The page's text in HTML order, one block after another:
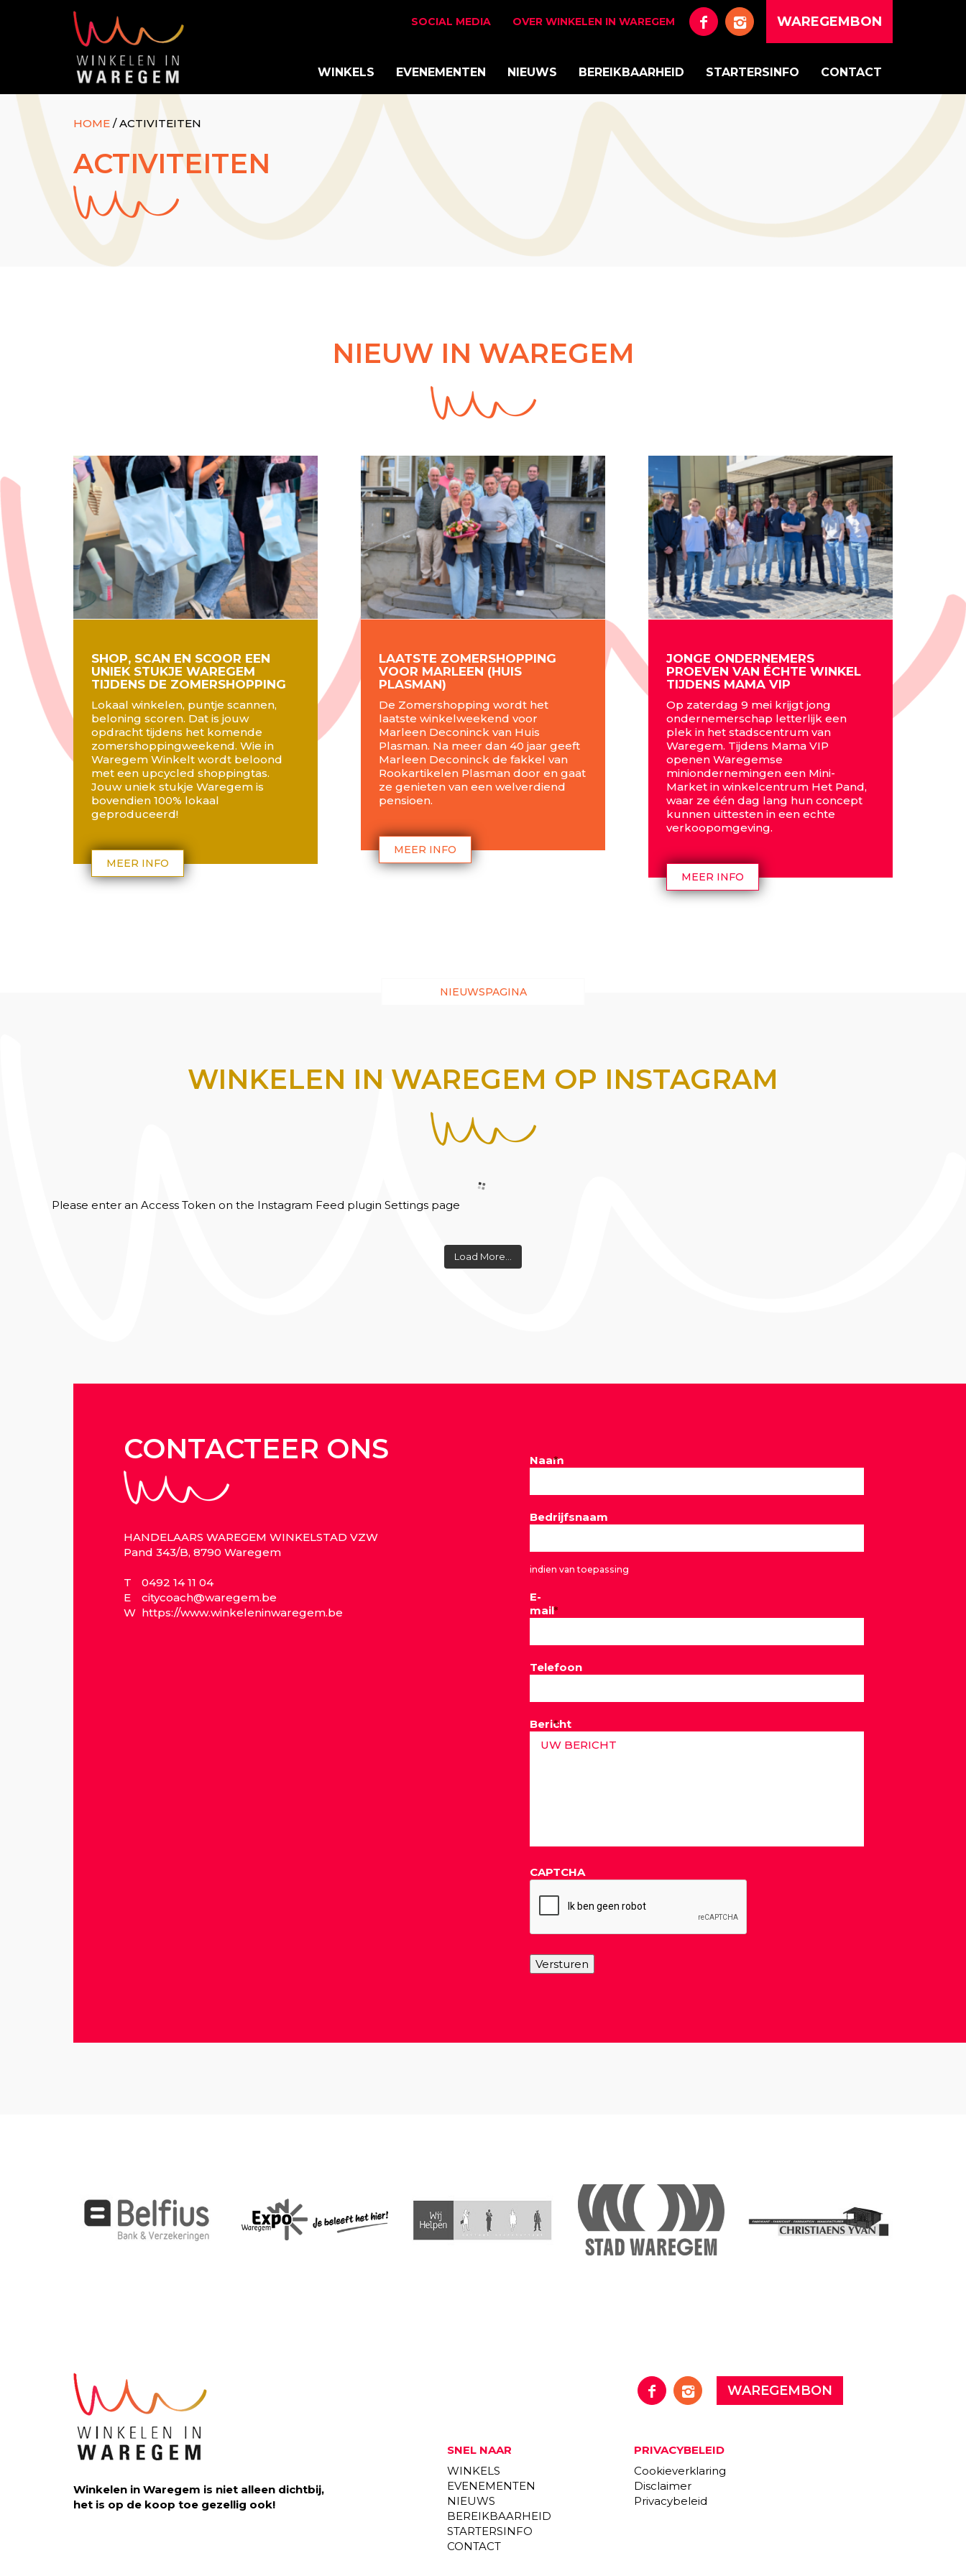
SOCIAL MEDIA OVER WINKELEN IN WAREGEM WAREGEMBON
WINKELS EVENEMENTEN NIEUWS BEREIKBAARHEID STARTERSINFO CONTACT
HOME /ACTIVITEITEN
ACTIVITEITEN
NIEUW IN WAREGEM
SHOP, SCAN EN SCOOR EEN
UNIEK STUKJE WAREGEM
TIJDENS DE ZOMERSHOPPING
Lokaal winkelen, puntje scannen,
beloning scoren. Dat is jouw
opdracht tijdens het komende
zomershoppingweekend. Wie in
Waregem Winkelt wordt beloond
met een upcycled shoppingtas.
Jouw uniek stukje Waregem is
bovendien 100% lokaal
geproduceerd!
MEER INFO
LAATSTE ZOMERSHOPPING
VOOR MARLEEN (HUIS
PLASMAN)
De Zomershopping wordt het
laatste winkelweekend voor
Marleen Deconinck van Huis
Plasman. Na meer dan 40 jaar geeft
Marleen Deconinck de fakkel van
Rookartikelen Plasman door en gaat
ze genieten van een welverdiend
pensioen.
MEER INFO
JONGE ONDERNEMERS
PROEVEN VAN ÉCHTE WINKEL
TIJDENS MAMA VIP
Op zaterdag 9 mei krijgt jong
ondernemerschap letterlijk een
plek in het stadscentrum van
Waregem. Tijdens Mama VIP
openen Waregemse
miniondernemingen een Mini-
Market in winkelcentrum Het Pand,
waar ze één dag lang hun concept
kunnen uittesten in een echte
verkoopomgeving.
MEER INFO
NIEUWSPAGINA
WINKELEN IN WAREGEM OP INSTAGRAM
Please enter an Access Token on the Instagram Feed plugin Settings page
Load More...
CONTACTEER ONS
HANDELAARS WAREGEM WINKELSTAD VZW
Pand 343/B, 8790 Waregem
T
0492 14 11 04
E
citycoach@waregem.be
W https://www.winkeleninwaregem.be
Naam
*
Bedrijfsnaam
indien van toepassing
E-
mail*
Telefoon
Bericht
*
CAPTCHA
Versturen
Winkelen in Waregem is niet alleen dichtbij,
het is op de koop toe gezellig ook!
WAREGEMBON
SNEL NAAR
WINKELS
EVENEMENTEN
NIEUWS
BEREIKBAARHEID
STARTERSINFO
CONTACT
PRIVACYBELEID
Cookieverklaring
Disclaimer
Privacybeleid